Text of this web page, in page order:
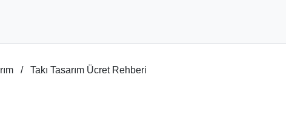
Takı Tasarım Ücret Rehberi